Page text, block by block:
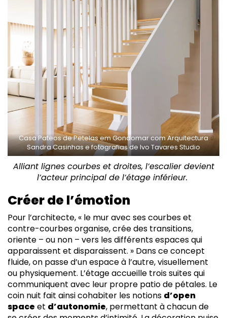
Casa Pateos de Petelas em Gondomar com Arquitectura
Sandra Casinhas e fotografias de Ivo Tavares Studio
Alliant lignes courbes et droites, l’escalier devient
l’acteur principal de l’étage inférieur.
Créer de l’émotion
Pour l’architecte, « le mur avec ses courbes et
contre-courbes organise, crée des transitions,
oriente – ou non – vers les différents espaces qui
apparaissent et disparaissent. » Dans ce concept
fluide, on passe d’un espace à l’autre, visuellement
ou physiquement. L’étage accueille trois suites qui
communiquent avec leur propre patio de pétales. Le
coin nuit fait ainsi cohabiter les notions d’open
space et d’autonomie, permettant à chacun de